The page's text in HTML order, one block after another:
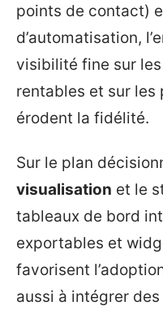
points de contact)
d’automatisation,
visibilité fine sur
rentables et sur
érodent la fidélité.
Sur le plan
visualisation et le
tableaux de bord
exportables et
favorisent
aussi à intégrer des